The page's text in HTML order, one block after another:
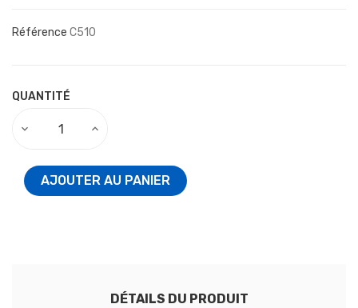
Référence C510
QUANTITÉ
AJOUTER AU PANIER
DÉTAILS DU PRODUIT